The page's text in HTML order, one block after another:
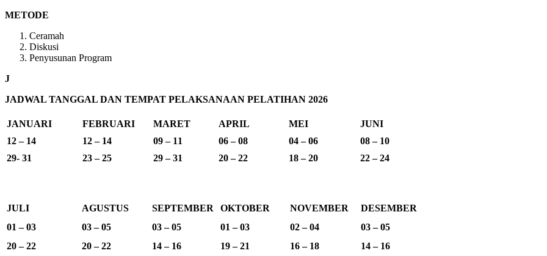
METODE
Ceramah
Diskusi
Penyusunan Program
J
JADWAL TANGGAL DAN TEMPAT PELAKSANAAN PELATIHAN 2026
JANUARI FEBRUARI MARET APRIL MEI
JUNI
12 – 14
12 – 14 09 – 11 06 – 08 04 – 06
08 – 10
29- 31
23 – 25 29 – 31 20 – 22 18 – 20 22 – 24
JULI AGUSTUS SEPTEMBER OKTOBER NOVEMBER
DESEMBER
01 – 03
03 – 05 03 – 05 01 – 03 02 – 04
03 – 05
20 – 22
20 – 22 14 – 16 19 – 21 16 – 18 14 – 16